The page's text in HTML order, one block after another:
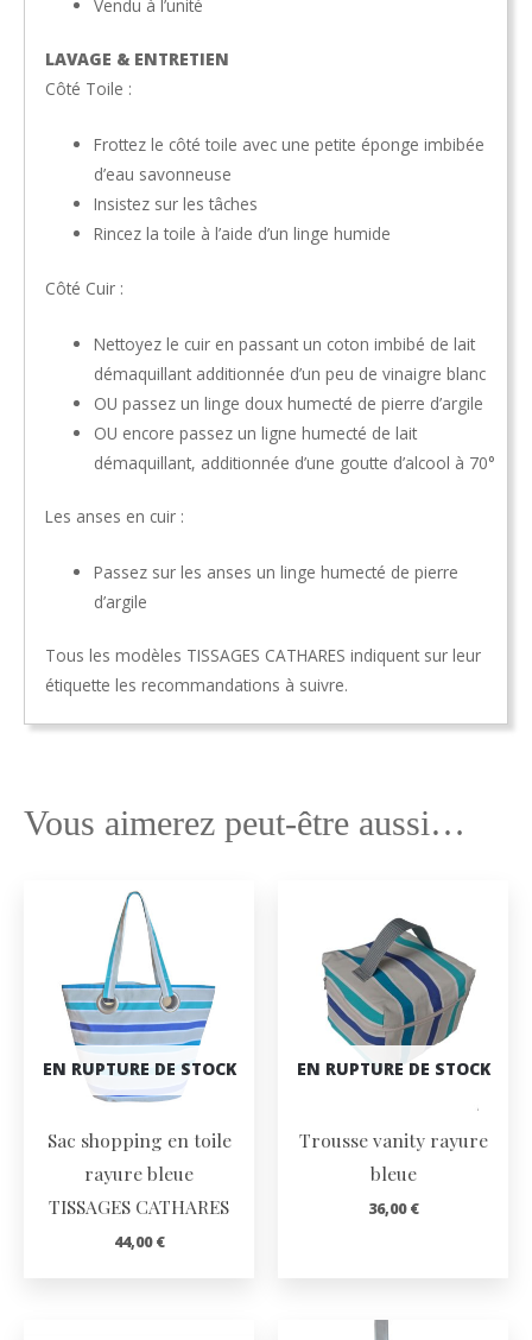
Vendu à l’unité
LAVAGE & ENTRETIEN
Côté Toile :
Frottez le côté toile avec une petite éponge imbibée
d’eau savonneuse
Insistez sur les tâches
Rincez la toile à l’aide d’un linge humide
Côté Cuir :
Nettoyez le cuir en passant un coton imbibé de lait
démaquillant additionnée d’un peu de vinaigre blanc
OU passez un linge doux humecté de pierre d’argile
OU encore passez un ligne humecté de lait
démaquillant, additionnée d’une goutte d’alcool à 70°
Les anses en cuir :
Passez sur les anses un linge humecté de pierre
d’argile
Tous les modèles TISSAGES CATHARES indiquent sur leur
étiquette les recommandations à suivre.
Vous aimerez peut-être aussi…
EN RUPTURE DE STOCK
Sac shopping en toile
rayure bleue
TISSAGES CATHARES
44,00€
EN RUPTURE DE STOCK
Trousse vanity rayure
bleue
36,00€